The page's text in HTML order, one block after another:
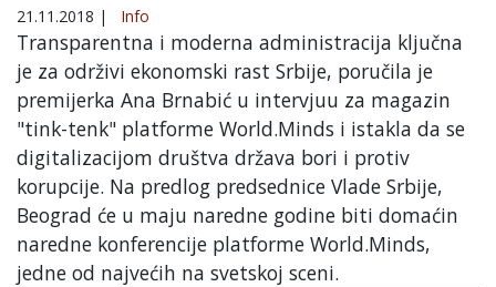
21.11.2018 | Info
Transparentna i moderna administracija ključna
je za održivi ekonomski rast Srbije, poručila je
premijerka Ana Brnabić u intervjuu za magazin
"tink-tenk" platforme World.Minds i istakla da se
digitalizacijom društva država bori i protiv
korupcije. Na predlog predsednice Vlade Srbije,
Beograd će u maju naredne godine biti domaćin
naredne konferencije platforme World.Minds,
jedne od najvećih na svetskoj sceni.